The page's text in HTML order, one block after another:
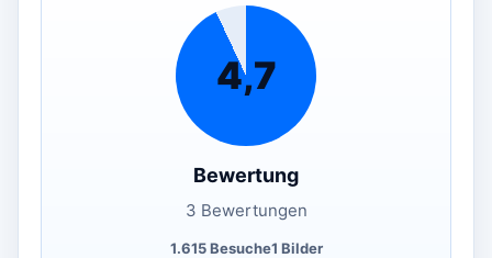
4,7
Bewertung
3 Bewertungen
1.615 Besuche1 Bilder